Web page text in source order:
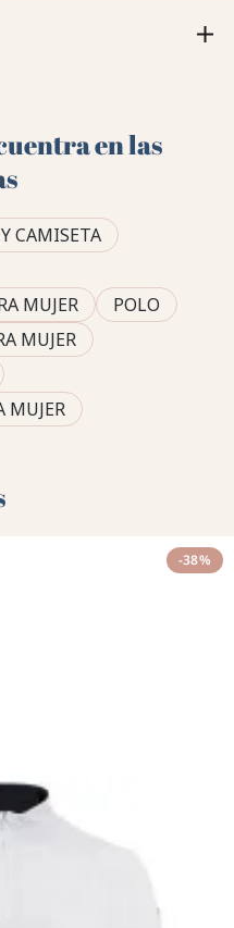
en las
CAMISETA
MUJER
POLO
MUJER
MUJER
-38%